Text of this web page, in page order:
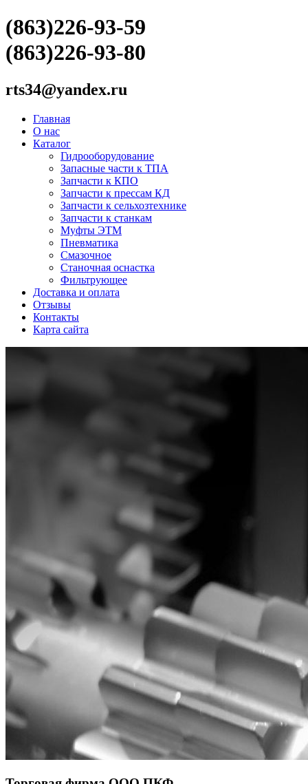
(863)226-93-59
(863)226-93-80
rts34@yandex.ru
Главная
О нас
Каталог
Гидрооборудование
Запасные части к ТПА
Запчасти к КПО
Запчасти к прессам КД
Запчасти к сельхозтехнике
Запчасти к станкам
Муфты ЭТМ
Пневматика
Смазочное
Станочная оснастка
Фильтрующее
Доставка и оплата
Отзывы
Контакты
Карта сайта